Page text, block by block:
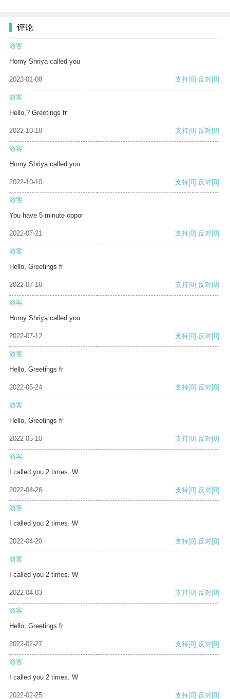
评论
游客
Horny Shriya called you
2023-01-08 支持[0] 反对[0]
游客
Hello,? Greetings fr
2022-10-18 支持[0] 反对[0]
游客
Horny Shriya called you
2022-10-10 支持[0] 反对[0]
游客
You have 5 minute oppor
2022-07-21 支持[0] 反对[0]
游客
Hello, Greetings fr
2022-07-16 支持[0] 反对[0]
游客
Horny Shriya called you
2022-07-12 支持[0] 反对[0]
游客
Hello, Greetings fr
2022-05-24 支持[0] 反对[0]
游客
Hello, Greetings fr
2022-05-10 支持[0] 反对[0]
游客
I called you 2 times. W
2022-04-26 支持[0] 反对[0]
游客
I called you 2 times. W
2022-04-20 支持[0] 反对[0]
游客
I called you 2 times. W
2022-04-03 支持[0] 反对[0]
游客
Hello, Greetings fr
2022-02-27 支持[0] 反对[0]
游客
I called you 2 times. W
2022-02-25 支持[0] 反对[0]